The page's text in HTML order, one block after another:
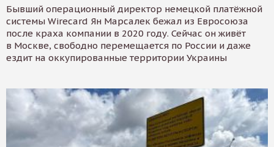
Бывший операционный директор немецкой платёжной
системы Wirecard Ян Марсалек бежал из Евросоюза
после краха компании в 2020 году. Сейчас он живёт
в Москве, свободно перемещается по России и даже
ездит на оккупированные территории Украины